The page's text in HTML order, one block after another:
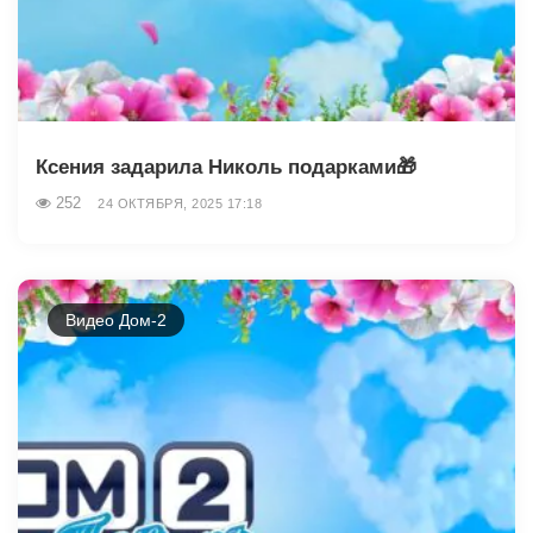
Ксения задарила Николь подарками🎁
252 24 ОКТЯБРЯ, 2025 17:18
Видео Дом-2